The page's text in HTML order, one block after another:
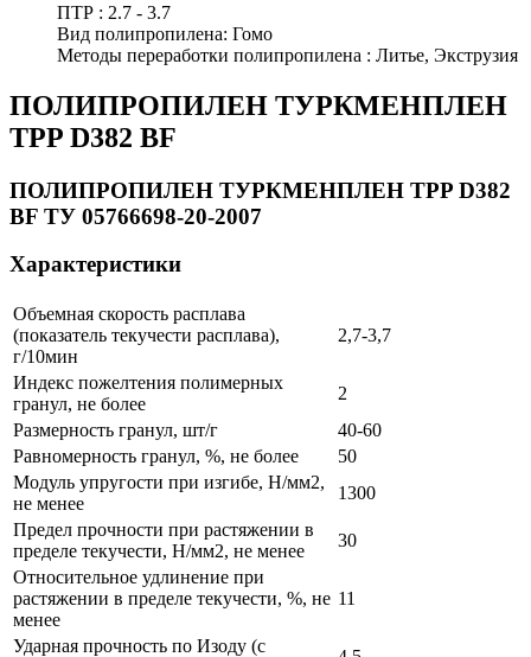
ПТР : 2.7 - 3.7
Вид полипропилена: Гомо
Методы переработки полипропилена : Литье, Экструзия
ПОЛИПРОПИЛЕН ТУРКМЕНПЛЕН
TPP D382 BF
ПОЛИПРОПИЛЕН ТУРКМЕНПЛЕН TPP D382
BF ТУ 05766698-20-2007
Характеристики
Объемная скорость расплава
(показатель текучести расплава),
г/10мин
2,7-3,7
Индекс пожелтения полимерных
гранул, не более
2
Размерность гранул, шт/г
40-60
Равномерность гранул, %, не более
50
Модуль упругости при изгибе, Н/мм2,
не менее
1300
Предел прочности при растяжении в
пределе текучести, Н/мм2, не менее
30
Относительное удлинение при
растяжении в пределе текучести, %, не
менее
11
Ударная прочность по Изоду (с